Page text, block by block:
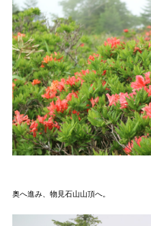
奥へ進み、物見石山山頂へ。